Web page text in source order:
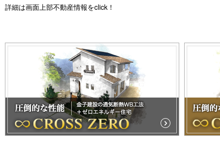
詳細は画面上部不動産情報をclick！